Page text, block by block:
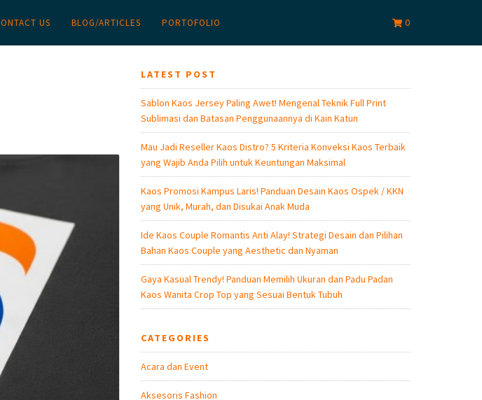
0
US BLOG/ARTICLES PORTOFOLIO
LATEST POST
Sablon Kaos Jersey Paling Awet! Mengenal Teknik Full Print
Sublimasi dan Batasan Penggunaannya di Kain Katun
Mau Jadi Reseller Kaos Distro? 5 Kriteria Konveksi Kaos Terbaik
yang Wajib Anda Pilih untuk Keuntungan Maksimal
Kaos Promosi Kampus Laris! Panduan Desain Kaos Ospek / KKN
yang Unik, Murah, dan Disukai Anak Muda
Ide Kaos Couple Romantis Anti Alay! Strategi Desain dan Pilihan
Bahan Kaos Couple yang Aesthetic dan Nyaman
Gaya Kasual Trendy! Panduan Memilih Ukuran dan Padu Padan
Kaos Wanita Crop Top yang Sesuai Bentuk Tubuh
CATEGORIES
Acara dan Event
Aksesoris Fashion